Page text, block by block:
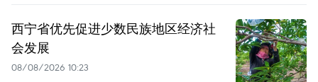
西宁省优先促进少数民族地区经济社
会发展
08/08/2026 10:23